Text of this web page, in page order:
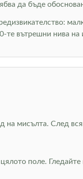
да бъде
те вътрешни нива на
мисълта. След
поле.